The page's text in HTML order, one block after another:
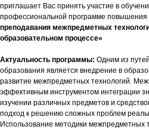
приглашает Вас принять участие в
профессиональной программе повышения
преподавания межпредметных
образовательном процессе»
Актуальность программы: Одним из
образования является внедрение в
развитие межпредметных технологий.
эффективным инструментом интеграции
изучении различных предметов и
подход к решению сложных проблем
Использование методики межпредметных